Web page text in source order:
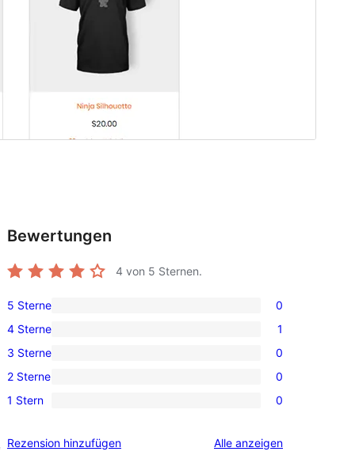
Bewertungen
4 von 5 Sternen.
0 5-
Sterne-
Rezensionen
5 Sterne 0
1 4-
Sterne-
Rezension
4 Sterne 1
0 3-
Sterne-
Rezensionen
3 Sterne 0
0 2-
Sterne-
2 Sterne 0
0 1-
Rezensionen
1 Stern 0
Rezension hinzufügen Alle Rezensionen
anzeigen